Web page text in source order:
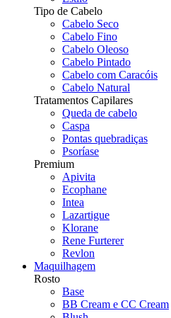
Tipo de Cabelo
Cabelo Seco
Cabelo Fino
Cabelo Oleoso
Cabelo Pintado
Cabelo com Caracóis
Cabelo Natural
Tratamentos Capilares
Queda de cabelo
Caspa
Pontas quebradiças
Psoríase
Premium
Apivita
Ecophane
Intea
Lazartigue
Klorane
Rene Furterer
Revlon
Maquilhagem
Rosto
Base
BB Cream e CC Cream